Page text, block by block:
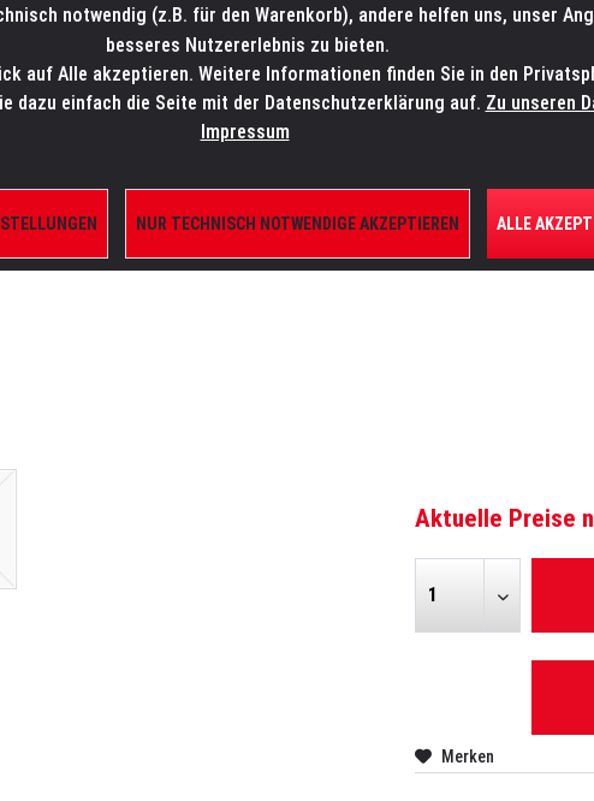
SALES-HOTLINE: +49 5451 5900-800 24/7: sales@lmp.de SERVICE-
SHOP MARKEN AKTUELLES SERVICE ÜBER UNS
Aktuelle Preise
Merken
notwendig (z.B. für den Warenkorb), andere helfen uns, unser
besseres Nutzererlebnis zu bieten.
auf Alle akzeptieren. Weitere Informationen finden Sie in den
dazu einfach die Seite mit der Datenschutzerklärung auf. Zu unseren
Impressum
NUR TECHNISCH NOTWENDIGE AKZEPTIEREN ALLE